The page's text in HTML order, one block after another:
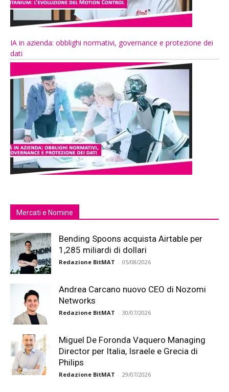
IA in azienda: obblighi normativi, governance e protezione dei
dati
Mercati e Nomine
Bending Spoons acquista Airtable per
1,285 miliardi di dollari
Redazione BitMAT - 05/08/2026
Andrea Carcano nuovo CEO di Nozomi
Networks
Redazione BitMAT - 30/07/2026
Miguel De Foronda Vaquero Managing
Director per Italia, Israele e Grecia di
Philips
Redazione BitMAT - 29/07/2026